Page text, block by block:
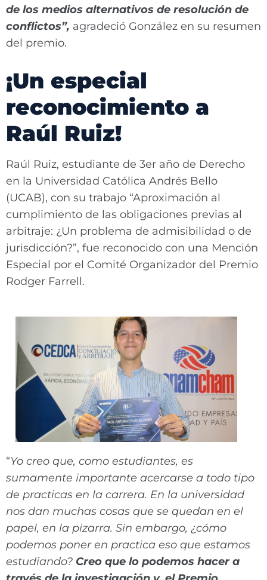
de los medios alternativos de resolución de
conflictos”, agradeció González en su resumen
del premio.
¡Un especial
reconocimiento a
Raúl Ruiz!
Raúl Ruiz, estudiante de 3er año de Derecho
en la Universidad Católica Andrés Bello
(UCAB), con su trabajo “Aproximación al
cumplimiento de las obligaciones previas al
arbitraje: ¿Un problema de admisibilidad o de
jurisdicción?”, fue reconocido con una Mención
Especial por el Comité Organizador del Premio
Rodger Farrell.
“Yo creo que, como estudiantes, es
sumamente importante acercarse a todo tipo
de practicas en la carrera. En la universidad
nos dan muchas cosas que se quedan en el
papel, en la pizarra. Sin embargo, ¿cómo
podemos poner en practica eso que estamos
estudiando? Creo que lo podemos hacer a